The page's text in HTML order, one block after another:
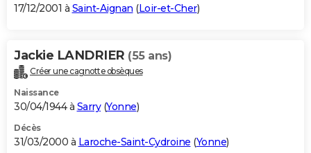
17/12/2001 à Saint-Aignan (Loir-et-Cher)
Jackie LANDRIER (55 ans)
Créer une cagnotte obsèques
Naissance
30/04/1944 à Sarry(Yonne)
Décès
31/03/2000 à Laroche-Saint-Cydroine (Yonne)